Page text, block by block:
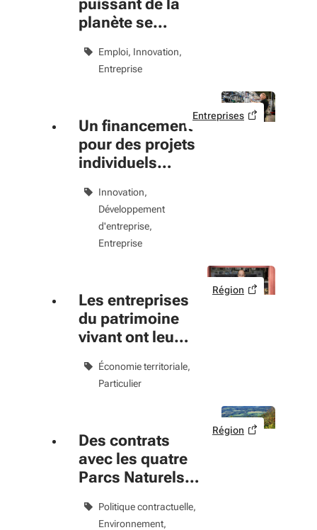
puissant de la
planète se
Nouvelle-
Aquitaine
Emploi Innovation
Entreprise
Un financement
pour des projets
individuels
dans les PME
Innovation
Développement
d'entreprise
Entreprise
Entreprises
Les entreprises
du patrimoine
vivant ont leur
label
Économie territoriale
Particulier
Région
Des contrats
avec les quatre
Parcs Naturels
2018-2020
Politique contractuelle
Environnement
Région